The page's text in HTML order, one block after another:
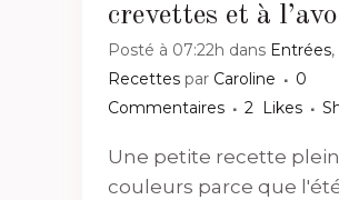
crevettes et à
Posté à 07:22h dans Entrées,
Recettes par Caroline
0
Commentaires
2 Likes
Une petite recette
couleurs parce que